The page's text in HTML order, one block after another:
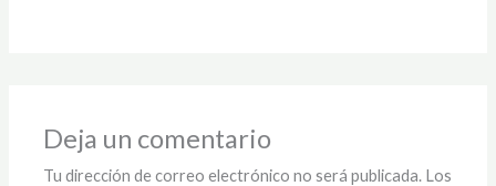
Deja un comentario
Tu dirección de correo electrónico no será publicada. Los